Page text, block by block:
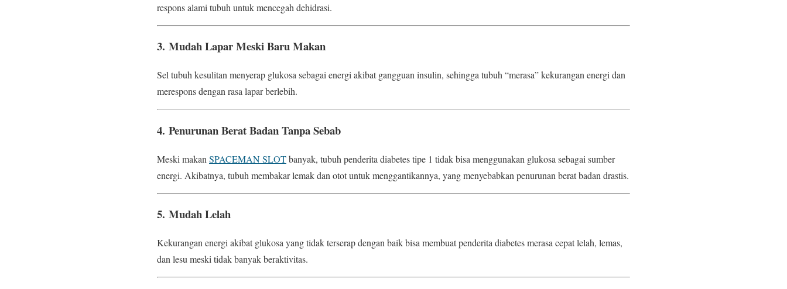
respons alami tubuh untuk mencegah dehidrasi.
3. Mudah Lapar Meski Baru Makan
Sel tubuh kesulitan menyerap glukosa sebagai energi akibat gangguan insulin, sehingga tubuh “merasa” kekurangan energi dan
merespons dengan rasa lapar berlebih.
4. Penurunan Berat Badan Tanpa Sebab
Meski makan SPACEMAN SLOTbanyak, tubuh penderita diabetes tipe 1 tidak bisa menggunakan glukosa sebagai sumber
energi. Akibatnya, tubuh membakar lemak dan otot untuk menggantikannya, yang menyebabkan penurunan berat badan drastis.
5. Mudah Lelah
Kekurangan energi akibat glukosa yang tidak terserap dengan baik bisa membuat penderita diabetes merasa cepat lelah, lemas,
dan lesu meski tidak banyak beraktivitas.